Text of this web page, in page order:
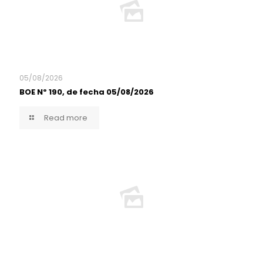
05/08/2026
BOE Nº 190, de fecha 05/08/2026
Read more